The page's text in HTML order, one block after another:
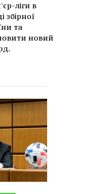
ліги в
збірної
та
новий